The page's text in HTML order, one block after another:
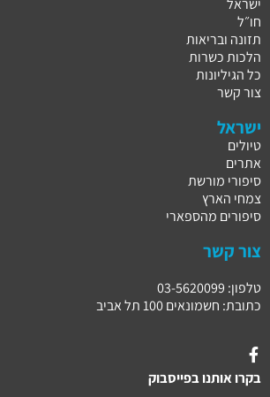
ישראל
חו״ל
תזונה ובריאות
הלכות כשרות
כל הגיליונות
צור קשר
ישראל
טיולים
אתרים
סיפורי מורשת
צמחי הארץ
סיפורים מהספארי
צור קשר
טלפון: 03-5620099
כתובת: חשמונאים 100 תל אביב
בקרו אותנו בפייסבוק